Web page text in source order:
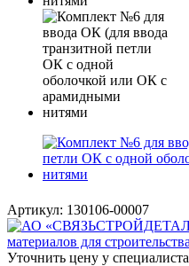
Артикул: 130106-00007
Уточнить цену у специалиста